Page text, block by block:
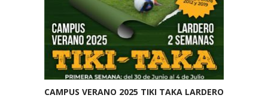
CAMPUS VERANO 2025 TIKI TAKA LARDERO